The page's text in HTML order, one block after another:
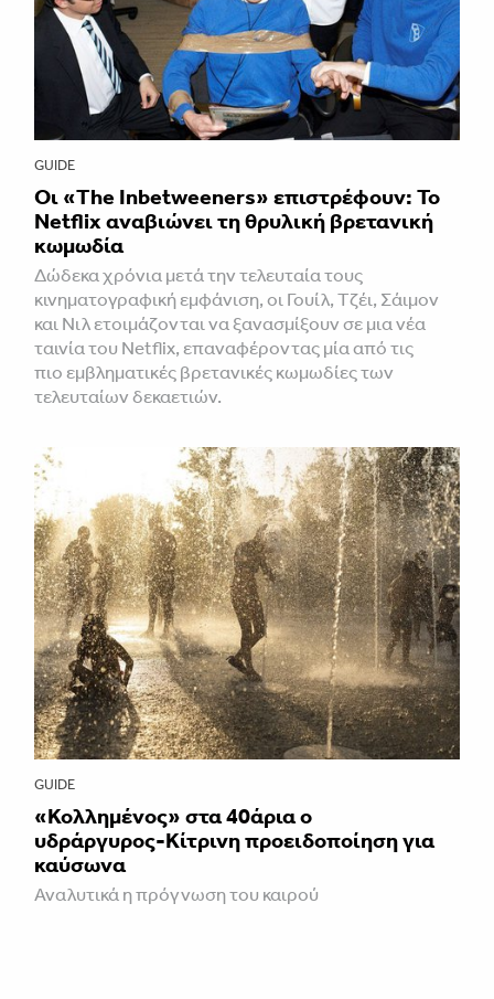
GUIDE
Οι «The Inbetweeners» επιστρέφουν: Το
Netflix αναβιώνει τη θρυλική βρετανική
κωμωδία
Δώδεκα χρόνια μετά την τελευταία τους
κινηματογραφική εμφάνιση, οι Γουίλ, Τζέι, Σάιμον
και Νιλ ετοιμάζονται να ξανασμίξουν σε μια νέα
ταινία του Netflix, επαναφέροντας μία από τις
πιο εμβληματικές βρετανικές κωμωδίες των
τελευταίων δεκαετιών.
GUIDE
«Κολλημένος» στα 40άρια ο
υδράργυρος-Κίτρινη προειδοποίηση για
καύσωνα
Αναλυτικά η πρόγνωση του καιρού